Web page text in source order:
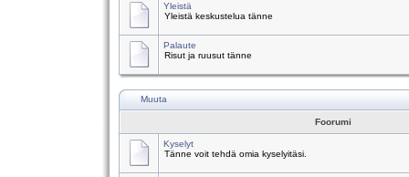
Yleistä
Yleistä keskustelua tänne
Palaute
Risut ja ruusut tänne
Muuta
Foorumi
Kyselyt
Tänne voit tehdä omia kyselyitäsi.